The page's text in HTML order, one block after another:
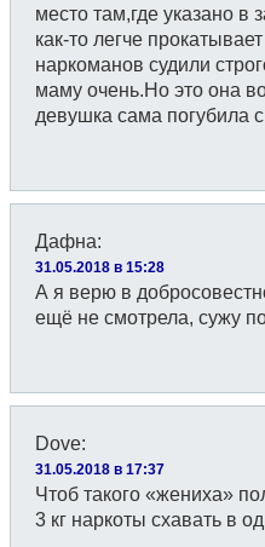
место там,где указано в
как-то легче
наркоманов судили
маму очень.Но это она
девушка сама погубила
Дафна:
31.05.2018 в 15:28
А я верю в
ещё не смотрела, сужу
Dove:
31.05.2018 в 17:37
Чтоб такого «жениха»
3 кг наркоты схавать в